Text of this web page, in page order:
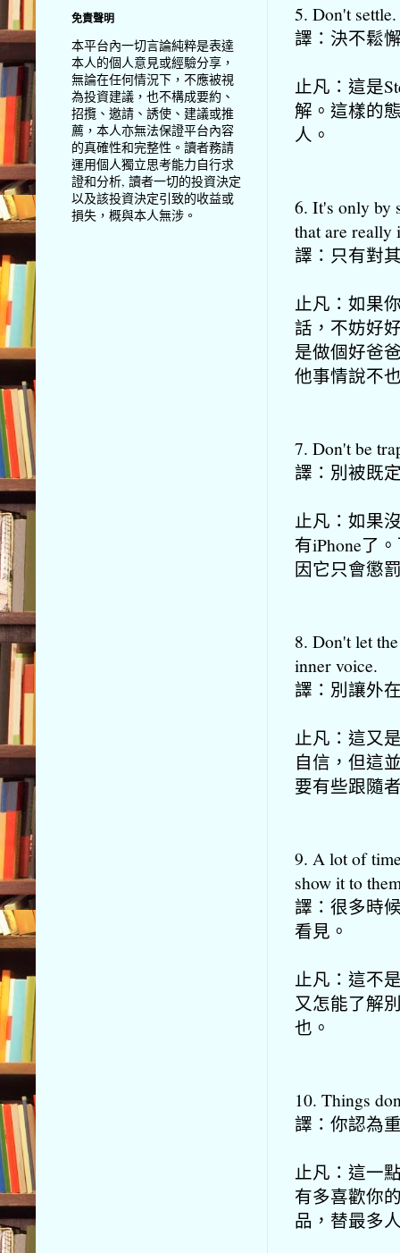
5. Don't settle.
譯：決不鬆
止凡：這是
解。這樣的
人。
6. It's only by
that are really
譯：只有對
止凡：如果
話，不妨好
是做個好爸
他事情說不
7. Don't be
譯：別被既
止凡：如果
有iPhone了
因它只會懲
8. Don't let
inner voice.
譯：別讓外
止凡：這又
自信，但這
要有些跟隨
9. A lot of
show it to
譯：很多時
看見。
止凡：這不
又怎能了解
也。
10. Things
譯：你認為
止凡：這一
有多喜歡你
品，替最多
免責聲明
本平台內一切言論純粹是表達
本人的個人意見或經驗分享，
無論在任何情況下，不應被視
為投資建議，也不構成要約、
招攬、邀請、誘使、建議或推
薦，本人亦無法保證平台內容
的真確性和完整性。讀者務請
運用個人獨立思考能力自行求
證和分析, 讀者一切的投資決定
以及該投資決定引致的收益或
損失，概與本人無涉。